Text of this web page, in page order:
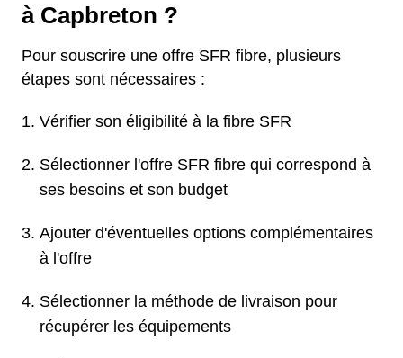
à Capbreton ?
Pour souscrire une offre SFR fibre, plusieurs
étapes sont nécessaires :
Vérifier son éligibilité à la fibre SFR
Sélectionner l'offre SFR fibre qui correspond à
ses besoins et son budget
Ajouter d'éventuelles options complémentaires
à l'offre
Sélectionner la méthode de livraison pour
récupérer les équipements